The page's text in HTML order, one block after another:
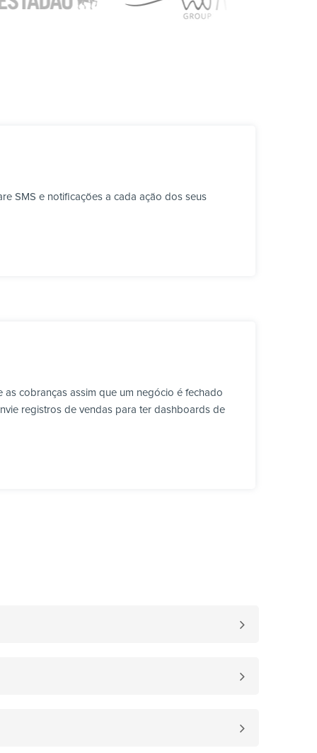
SMS e notificações a cada ação dos seus
cobranças assim que um negócio é fechado
registros de vendas para ter dashboards de